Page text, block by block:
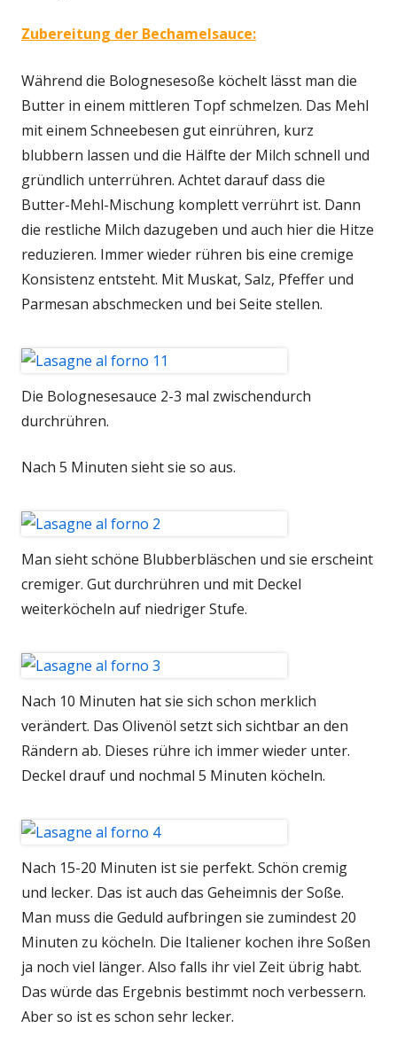
Zubereitung der Bechamelsauce:
Während die Bolognesesoße köchelt lässt man die
Butter in einem mittleren Topf schmelzen. Das Mehl
mit einem Schneebesen gut einrühren, kurz
blubbern lassen und die Hälfte der Milch schnell und
gründlich unterrühren. Achtet darauf dass die
Butter-Mehl-Mischung komplett verrührt ist. Dann
die restliche Milch dazugeben und auch hier die Hitze
reduzieren. Immer wieder rühren bis eine cremige
Konsistenz entsteht. Mit Muskat, Salz, Pfeffer und
Parmesan abschmecken und bei Seite stellen.
Die Bolognesesauce 2-3 mal zwischendurch
durchrühren.
Nach 5 Minuten sieht sie so aus.
Man sieht schöne Blubberbläschen und sie erscheint
cremiger. Gut durchrühren und mit Deckel
weiterköcheln auf niedriger Stufe.
Nach 10 Minuten hat sie sich schon merklich
verändert. Das Olivenöl setzt sich sichtbar an den
Rändern ab. Dieses rühre ich immer wieder unter.
Deckel drauf und nochmal 5 Minuten köcheln.
Nach 15-20 Minuten ist sie perfekt. Schön cremig
und lecker. Das ist auch das Geheimnis der Soße.
Man muss die Geduld aufbringen sie zumindest 20
Minuten zu köcheln. Die Italiener kochen ihre Soßen
ja noch viel länger. Also falls ihr viel Zeit übrig habt.
Das würde das Ergebnis bestimmt noch verbessern.
Aber so ist es schon sehr lecker.